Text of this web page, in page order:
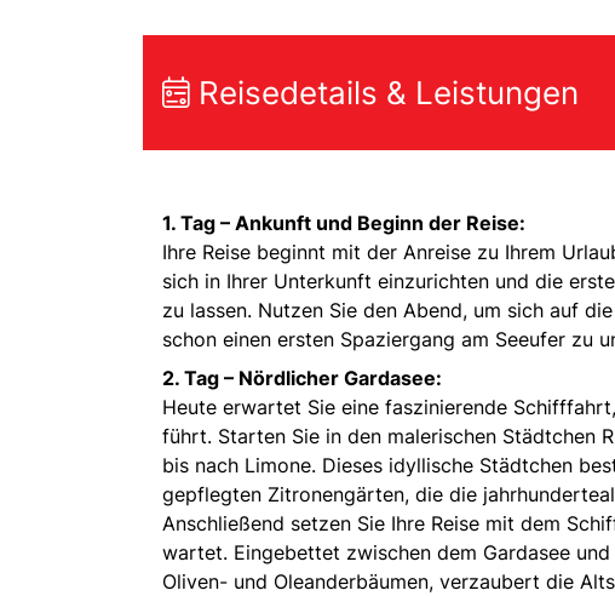
Reisedetails & Leistungen
1. Tag – Ankunft und Beginn der Reise:
Ihre Reise beginnt mit der Anreise zu Ihrem
sich in Ihrer Unterkunft einzurichten und die
zu lassen. Nutzen Sie den Abend, um sich auf
schon einen ersten Spaziergang am Seeufer zu
2. Tag – Nördlicher Gardasee:
Heute erwartet Sie eine faszinierende
führt. Starten Sie in den malerischen Städtchen
bis nach Limone. Dieses idyllische Städtchen
gepflegten Zitronengärten, die die
Anschließend setzen Sie Ihre Reise mit dem
wartet. Eingebettet zwischen dem Gardasee
Oliven- und Oleanderbäumen, verzaubert die